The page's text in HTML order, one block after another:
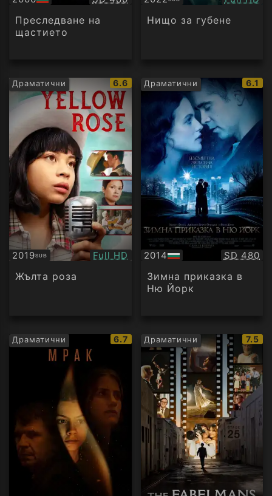
БГ
аудио
Преследване на
щастието
Субтитри
Нищо за губене
Драматични
IMDb
рейтинг:
6.6
2019SUB
Субтитри Качество:
Full HD
Жълта роза
Драматични
IMDb
6.1
2014
БГ
аудио
SD 480
Зимна приказка в
Ню Йорк
Драматични
IMDb
рейтинг:
6.7 Драматични
IMDb
7.5